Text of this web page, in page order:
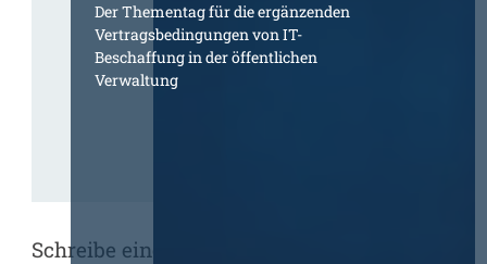
Der Thementag für die ergänzenden
Vertragsbedingungen von IT-
Beschaffung in der öffentlichen
Verwaltung
Schreibe einen Kommentar